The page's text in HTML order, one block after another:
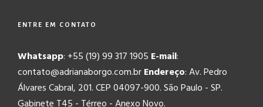
ENTRE EM CONTATO
Whatsapp: +55 (19) 99 317 1905 E-mail:
contato@adrianaborgo.com.brEndereço: Av. Pedro
Álvares Cabral, 201. CEP 04097-900. São Paulo - SP.